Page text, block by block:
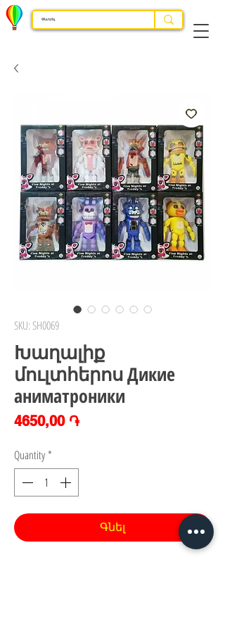
SKU: SH0069
Խաղալիք
մուլտհերոս Дикие
аниматроники
4650,00 ֏Price
Quantity *
Գնել